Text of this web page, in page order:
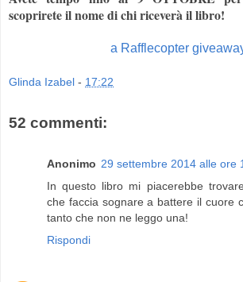
scoprirete il nome di chi riceverà il libro!
a Rafflecopter
Glinda Izabel - 17:22
52 commenti:
Anonimo 29 settembre 2014 alle ore
In questo libro mi piacerebbe
che faccia sognare a battere il cuore
tanto che non ne leggo una!
Rispondi